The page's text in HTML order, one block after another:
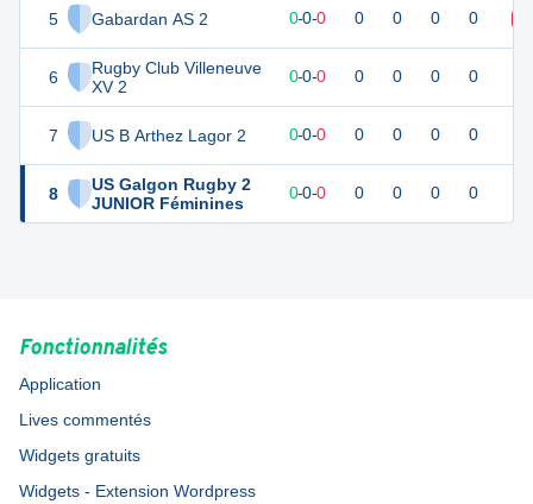
5 Gabardan AS 2
6
Rugby Club Villeneuve
XV 2
7 US B Arthez Lagor 2
8
US Galgon Rugby 2
JUNIOR Féminines
0-0-0 0 0 0 0
0 0 0-0-0 0 0 0 0
0 0-0-0 0 0 0 0
0 0-0-0 0 0 0 0
Fonctionnalités
Application
Lives commentés
Widgets gratuits
Widgets - Extension Wordpress